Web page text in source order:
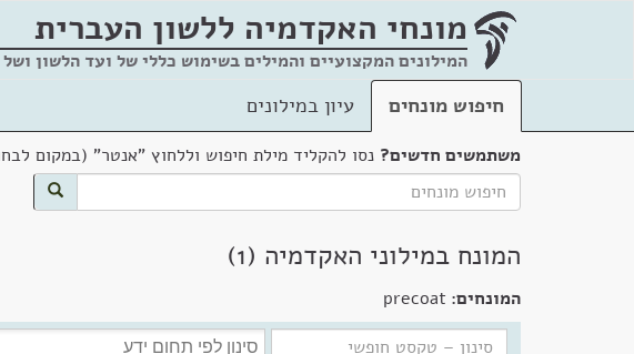
מונחי האקדמיה ללשון העברית
המילונים המקצועיים והמילים בשימוש כללי של ועד הלשון
חיפוש מונחים עיון במילונים
משתמשים חדשים? נסו להקליד מילת חיפוש וללחוץ "אנטר" (במקום
המונח במילוני האקדמיה (1)
המונחים: precoat